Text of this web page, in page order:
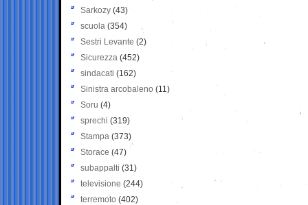
Sarkozy (43)
scuola (354)
Sestri Levante (2)
Sicurezza (452)
sindacati (162)
Sinistra arcobaleno (11)
Soru (4)
sprechi (319)
Stampa (373)
Storace (47)
subappalti (31)
televisione(244)
terremoto (402)